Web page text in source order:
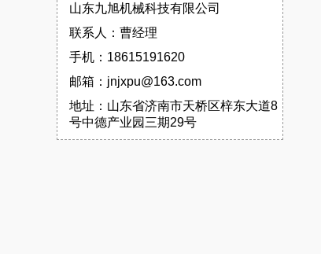
山东九旭机械科技有限公司
联系人：曹经理
手机：18615191620
邮箱：jnjxpu@163.com
地址：山东省济南市天桥区梓东大道8
号中德产业园三期29号